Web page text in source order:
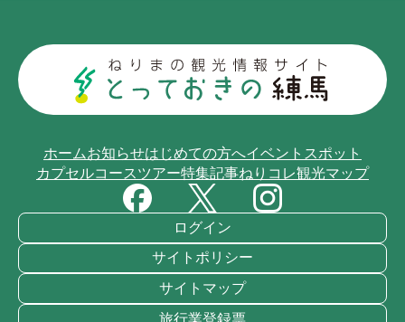
ホームお知らせはじめての方へイベントスポット
カプセルコースツアー特集記事ねりコレ観光マップ
ログイン
サイトポリシー
サイトマップ